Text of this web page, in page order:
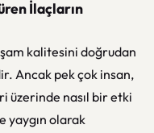
İlaçların
kalitesini doğrudan
Ancak pek çok insan,
üzerinde nasıl bir etki
yaygın olarak